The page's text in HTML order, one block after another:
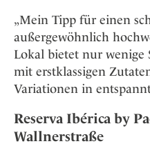
„Mein Tipp für einen
außergewöhnlich
Lokal bietet nur wenige
mit erstklassigen
Variationen in
Reserva Ibérica by
Wallnerstraße